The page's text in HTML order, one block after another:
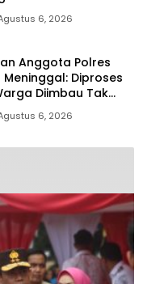
6, 2026
Anggota Polres
Diproses
Diimbau Tak
6, 2026